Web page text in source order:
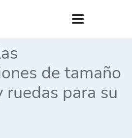
de tamaño
para su